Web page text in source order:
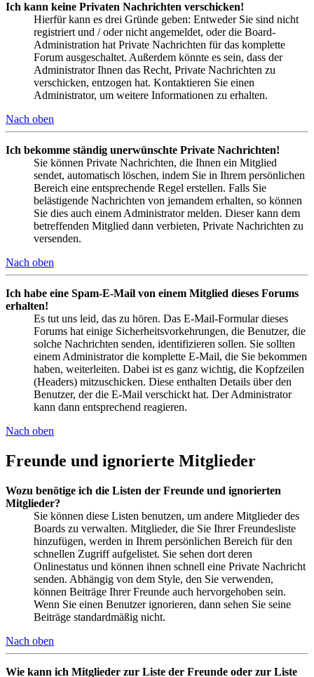
Ich kann keine Privaten Nachrichten verschicken!
Hierfür kann es drei Gründe geben: Entweder Sie sind nicht
registriert und / oder nicht angemeldet, oder die Board-
Administration hat Private Nachrichten für das komplette
Forum ausgeschaltet. Außerdem könnte es sein, dass der
Administrator Ihnen das Recht, Private Nachrichten zu
verschicken, entzogen hat. Kontaktieren Sie einen
Administrator, um weitere Informationen zu erhalten.
Nach oben
Ich bekomme ständig unerwünschte Private Nachrichten!
Sie können Private Nachrichten, die Ihnen ein Mitglied
sendet, automatisch löschen, indem Sie in Ihrem persönlichen
Bereich eine entsprechende Regel erstellen. Falls Sie
belästigende Nachrichten von jemandem erhalten, so können
Sie dies auch einem Administrator melden. Dieser kann dem
betreffenden Mitglied dann verbieten, Private Nachrichten zu
versenden.
Nach oben
Ich habe eine Spam-E-Mail von einem Mitglied dieses Forums
erhalten!
Es tut uns leid, das zu hören. Das E-Mail-Formular dieses
Forums hat einige Sicherheitsvorkehrungen, die Benutzer, die
solche Nachrichten senden, identifizieren sollen. Sie sollten
einem Administrator die komplette E-Mail, die Sie bekommen
haben, weiterleiten. Dabei ist es ganz wichtig, die Kopfzeilen
(Headers) mitzuschicken. Diese enthalten Details über den
Benutzer, der die E-Mail verschickt hat. Der Administrator
kann dann entsprechend reagieren.
Nach oben
Freunde und ignorierte Mitglieder
Wozu benötige ich die Listen der Freunde und ignorierten
Mitglieder?
Sie können diese Listen benutzen, um andere Mitglieder des
Boards zu verwalten. Mitglieder, die Sie Ihrer Freundesliste
hinzufügen, werden in Ihrem persönlichen Bereich für den
schnellen Zugriff aufgelistet. Sie sehen dort deren
Onlinestatus und können ihnen schnell eine Private Nachricht
senden. Abhängig von dem Style, den Sie verwenden,
können Beiträge Ihrer Freunde auch hervorgehoben sein.
Wenn Sie einen Benutzer ignorieren, dann sehen Sie seine
Beiträge standardmäßig nicht.
Nach oben
Wie kann ich Mitglieder zur Liste der Freunde oder zur Liste